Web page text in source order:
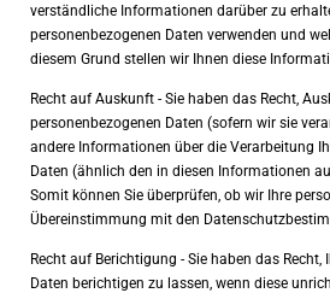
verständliche Informationen darüber zu
personenbezogenen Daten verwenden und
diesem Grund stellen wir Ihnen diese
Recht auf Auskunft - Sie haben das Recht,
personenbezogenen Daten (sofern wir sie
andere Informationen über die Verarbeitung
Daten (ähnlich den in diesen Informationen
Somit können Sie überprüfen, ob wir Ihre
Übereinstimmung mit den
Recht auf Berichtigung - Sie haben das Recht,
Daten berichtigen zu lassen, wenn diese